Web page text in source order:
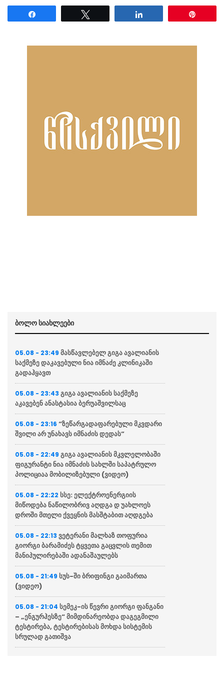
ბოლო სიახლეები
05.08 - 23:49 მასწავლებელ გიგა ავალიანის
საქმეზე დაკავებული ნია იმნაძე კლინიკაში
გადაჰყავთ
05.08 - 23:43 გიგა ავალიანის საქმეზე
აკავებენ ანასტასია ბერუაშვილსაც
05.08 - 23:16 “ზეწარგადაფარებული მკვდარი
შვილი არ უნახავს იმნაძის დედას”
05.08 - 22:49 გიგა ავალიანის მკვლელობაში
ფიგურანტი ნია იმნაძის სახლში საპატრულო
პოლიციაა მობილიზებული (ვიდეო)
05.08 - 22:22 სსე: ელექტროენერგიის
მიწოდება ნაწილობრივ აღდგა დ უახლოეს
დროში მთელი ქვეყნის მასშტაბით აღდგება
05.08 - 22:13 ვეტერანი მალხაზ თოფურია
გიორგი ბარამიძეს ტყვეთა გაცვლის თემით
მანიპულირებაში ადანაშაულებს
05.08 - 21:49 სუს-ში ბრიფინგი გაიმართა
(ვიდეო)
05.08 - 21:04 სემეკ-ის წევრი გიორგი ფანგანი
– „ენგურჰესზე“ მიმდინარეობდა დაგეგმილი
ტესტირება, ტესტირებისას მოხდა სისტემის
სრულად გათიშვა